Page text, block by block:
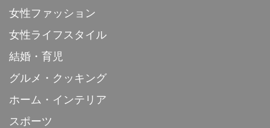
女性ファッション
女性ライフスタイル
結婚・育児
グルメ・クッキング
ホーム・インテリア
スポーツ